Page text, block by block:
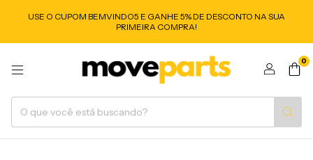
USE O CUPOM BEMVINDO5 E GANHE 5% DE DESCONTO NA SUA
PRIMEIRA COMPRA!
0